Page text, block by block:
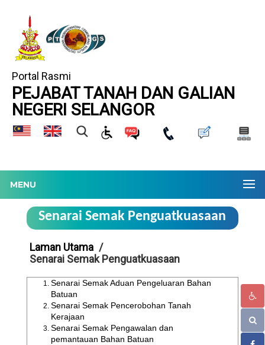
Portal Rasmi
PEJABAT TANAH DAN GALIAN
NEGERI SELANGOR
MENU
Senarai Semak Penguatkuasaan
Laman Utama
Senarai Semak Penguatkuasaan
Senarai Semak Aduan Pengeluaran Bahan
Batuan
Senarai Semak Pencerobohan Tanah
Kerajaan
Senarai Semak Pengawalan dan
pemantauan Bahan Batuan